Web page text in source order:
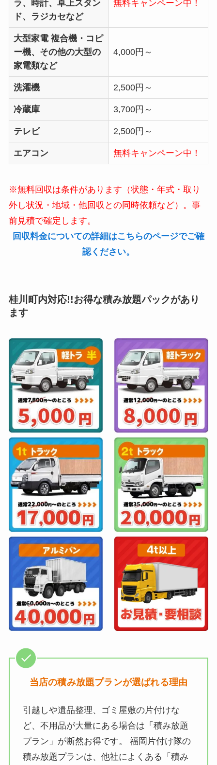
ラ、時計、卓上スタン
ド、ラジカセなど
無料キャンペーン中！
大型家電複合機・コピ
ー機、その他の大型の
家電類など
4,000円～
洗濯機 2,500円～
冷蔵庫 3,700円～
テレビ 2,500円～
エアコン 無料キャンペーン中！
※無料回収は条件があります（状態・年式・取り
外し状況・地域・他回収との同時依頼など）。事
前見積で確定します。
回収料金についての詳細はこちらのページでご確
認ください。
桂川町内対応!!お得な積み放題パックがあり
ます
当店の積み放題プランが選ばれる理由
引越しや遺品整理、ゴミ屋敷の片付けな
ど、不用品が大量にある場合は「積み放題
プラン」が断然お得です。 福岡片付け隊の
積み放題プランは、他社によくある「積み